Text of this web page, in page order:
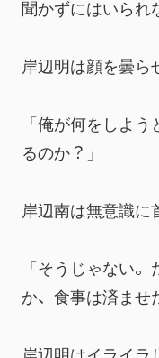
聞かずにはいられ
岸辺明は顔を曇ら
「俺が何をしよ
るのか？」
岸辺南は無意識に
「そうじゃない
か、食事は済ませ